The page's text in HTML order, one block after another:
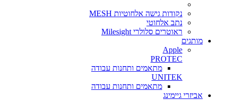
נקודות גישה אלחוטיות MESH
נתב אלחוטי
ראוטרים סלולרי Milesight
מותגים
Apple
PROTEC
מתאמים ותחנות עבודה
UNITEK
מתאמים ותחנות עבודה
אביזרי גיימינג